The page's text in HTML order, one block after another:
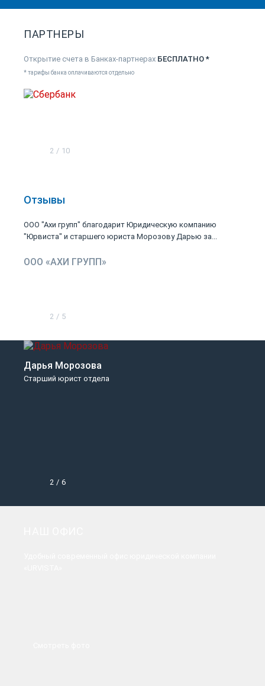
ПАРТНЕРЫ
Открытие счета в Банках-партнерах БЕСПЛАТНО *
* тарифы банка оплачиваются отдельно
2 / 10
Отзывы
ООО "Ахи групп" благодарит Юридическую компанию
"Юрвиста" и старшего юриста Морозову Дарью за...
ООО «АХИ ГРУПП»
2 / 5
Дарья Морозова
Старший юрист отдела
2 / 6